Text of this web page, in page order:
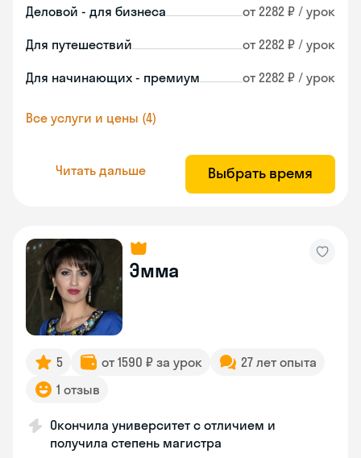
Деловой - для бизнеса от 2282 ₽ / урок
Для путешествий от 2282 ₽ / урок
Для начинающих - премиум от 2282 ₽ / урок
Все услуги и цены (4)
Читать дальше Выбрать время
Эмма
5 от 1590 ₽ за урок
27 лет опыта
1 отзыв
Окончила университет с отличием и
получила степень магистра